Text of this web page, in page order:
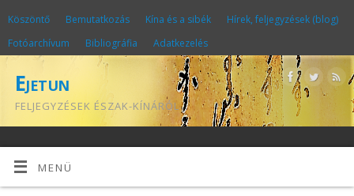
Köszöntő Bemutatkozás Kína és a sibék
Hírek, feljegyzések (blog)
Fotóarchívum
Bibliográfia Adatkezelés
Ejetun
FELJEGYZÉSEK ÉSZAK-KÍNÁRÓL
MENÜ